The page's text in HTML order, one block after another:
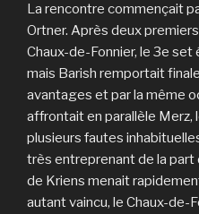
La rencontre commençait
Ortner. Après deux
Chaux-de-Fonnier, le 3e
mais Barish remportait
avantages et par la même
affrontait en parallèle Merz,
plusieurs fautes
très entreprenant de la part
de Kriens menait
autant vaincu, le Chaux-de-